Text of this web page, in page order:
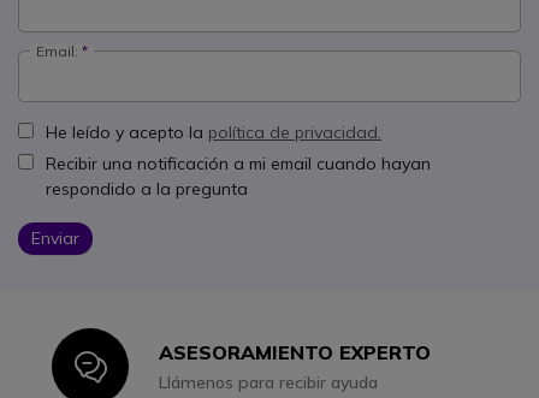
Email:
He leído y acepto la política de privacidad.
Recibir una notificación a mi email cuando hayan
respondido a la pregunta
Enviar
IconASESORAMIENTO EXPERTO
Llámenos para recibir ayuda